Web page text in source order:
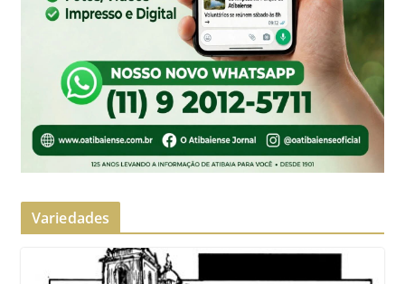
Variedades